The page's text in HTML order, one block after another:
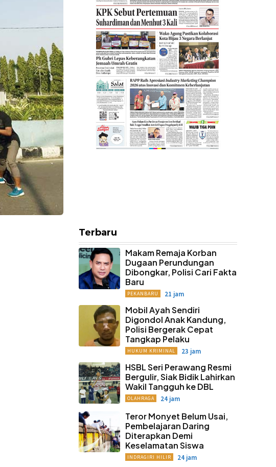
Terbaru
Makam Remaja Korban
Dugaan Perundungan
Dibongkar, Polisi Cari Fakta
Baru
PEKANBARU 21 jam
Mobil Ayah Sendiri
Digondol Anak Kandung,
Polisi Bergerak Cepat
Tangkap Pelaku
HUKUM KRIMINAL 23 jam
HSBL Seri Perawang Resmi
Bergulir, Siak Bidik Lahirkan
Wakil Tangguh ke DBL
OLAHRAGA 24 jam
Teror Monyet Belum Usai,
Pembelajaran Daring
Diterapkan Demi
Keselamatan Siswa
INDRAGIRI HILIR 24 jam